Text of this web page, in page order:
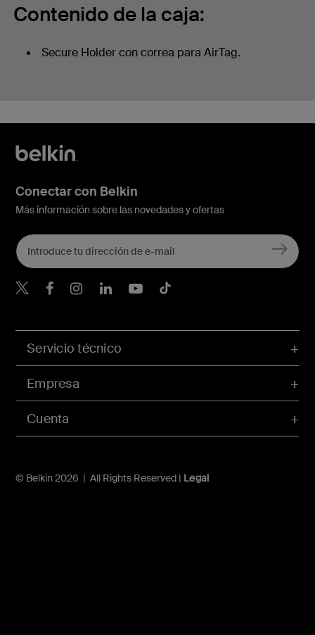
Contenido de la caja:
Secure Holder con correa para AirTag.
Cuenta
Servicio técnico
Empresa
© Belkin 2026 | All Rights Reserved | Legal
Conectar con Belkin
Más información sobre las novedades y ofertas
Belkin Twitter